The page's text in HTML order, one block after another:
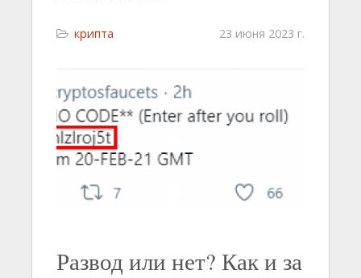
крипта 23 июня 2023 г.
Развод или нет? Как и за